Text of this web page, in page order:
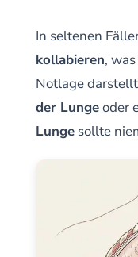
In seltenen
kollabieren,
Notlage
der Lungeoder
Lungesollte